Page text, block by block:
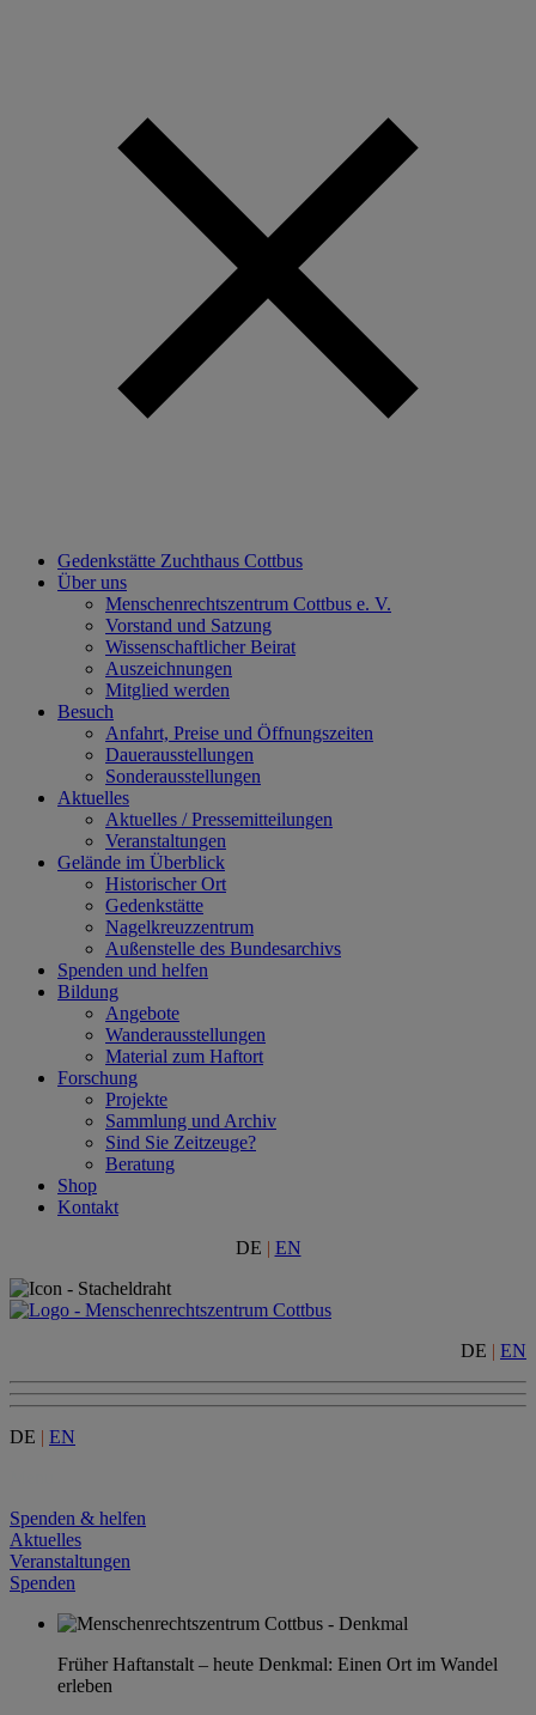
Gedenkstätte Zuchthaus Cottbus
Über uns
Menschenrechtszentrum Cottbus e. V.
Vorstand und Satzung
Wissenschaftlicher Beirat
Auszeichnungen
Mitglied werden
Besuch
Anfahrt, Preise und Öffnungszeiten
Dauerausstellungen
Sonderausstellungen
Aktuelles
Aktuelles / Pressemitteilungen
Veranstaltungen
Gelände im Überblick
Historischer Ort
Gedenkstätte
Nagelkreuzzentrum
Außenstelle des Bundesarchivs
Spenden und helfen
Bildung
Angebote
Wanderausstellungen
Material zum Haftort
Forschung
Projekte
Sammlung und Archiv
Sind Sie Zeitzeuge?
Beratung
Shop
Kontakt
DE | EN
DE | EN
DE | EN
Spenden & helfen
Aktuelles
Veranstaltungen
Spenden
Früher Haftanstalt – heute Denkmal: Einen Ort im Wandel
erleben